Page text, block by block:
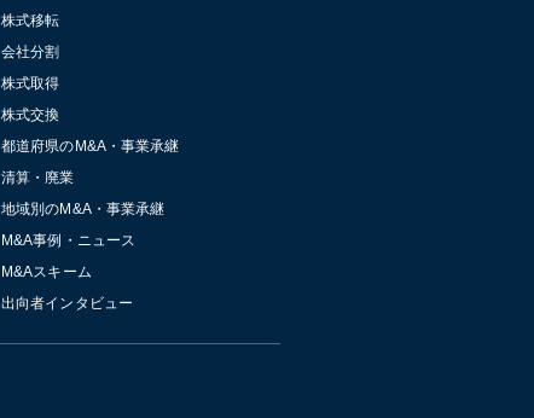
株式移転
会社分割
株式取得
株式交換
都道府県のM&A・事業承継
清算・廃業
地域別のM&A・事業承継
M&A事例・ニュース
M&Aスキーム
出向者インタビュー